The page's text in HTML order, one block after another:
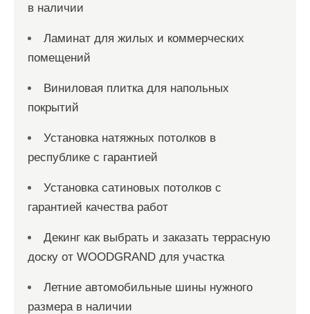
в наличии
Ламинат для жилых и коммерческих
помещений
Виниловая плитка для напольных
покрытий
Установка натяжных потолков в
республике с гарантией
Установка сатиновых потолков с
гарантией качества работ
Декинг как выбрать и заказать террасную
доску от WOODGRAND для участка
Летние автомобильные шины нужного
размера в наличии